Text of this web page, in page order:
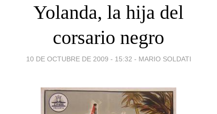
Yolanda, la hija del
corsario negro
10 DE OCTUBRE DE 2009 - 15:32 - MARIO SOLDATI